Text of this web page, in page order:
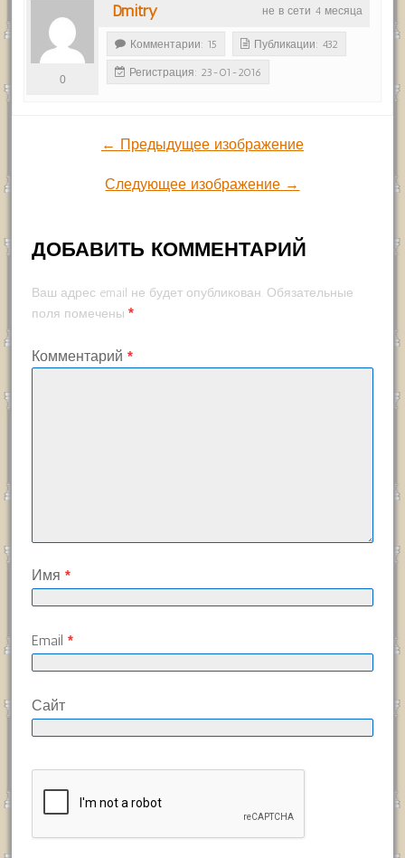
не в сети 4 месяца
Dmitry
0
Комментарии: 15 Публикации: 432
Регистрация: 23-01-2016
← Предыдущее изображение
Следующее изображение →
ДОБАВИТЬ КОММЕНТАРИЙ
Ваш адрес email не будет опубликован. Обязательные
поля помечены *
Комментарий *
Имя *
Email *
Сайт